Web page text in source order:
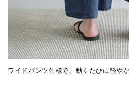
ワイドパンツ仕様で、動くたびに軽や